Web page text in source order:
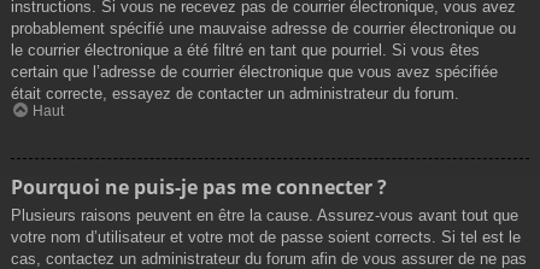
instructions. Si vous ne recevez pas de courrier électronique, vous avez
probablement spécifié une mauvaise adresse de courrier électronique ou
le courrier électronique a été filtré en tant que pourriel. Si vous êtes
certain que l’adresse de courrier électronique que vous avez spécifiée
était correcte, essayez de contacter un administrateur du forum.
Haut
Pourquoi ne puis-je pas me connecter ?
Plusieurs raisons peuvent en être la cause. Assurez-vous avant tout que
votre nom d’utilisateur et votre mot de passe soient corrects. Si tel est le
cas, contactez un administrateur du forum afin de vous assurer de ne pas